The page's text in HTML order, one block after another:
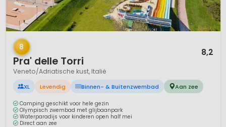
1 / 12
8
Pra' delle Torri
8,2
Veneto/Adriatische kust, Italië
XL Levendig Binnen- & Buitenzwembad Aan zee
Camping geschikt voor hele gezin
Olympisch zwembad met glijbaanpark
Waterparadijs voor kinderen open half mei
Direct aan zee